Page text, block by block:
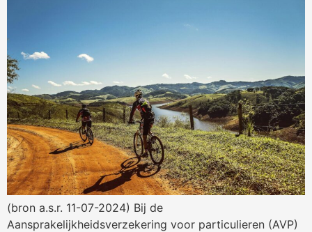
(bron a.s.r. 11-07-2024) Bij de
Aansprakelijkheidsverzekering voor particulieren (AVP)